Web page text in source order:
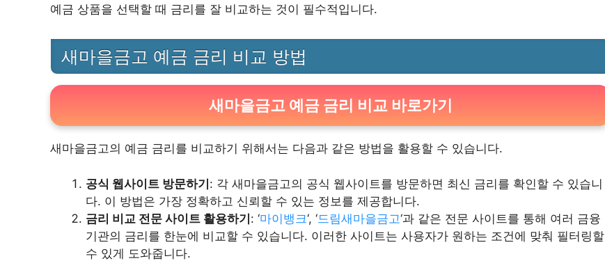
예금 상품을 선택할 때 금리를 잘 비교하는 것이 필수적입니다.
새마을금고 예금 금리 비교 방법
새마을금고 예금 금리 비교 바로가기
새마을금고의 예금 금리를 비교하기 위해서는 다음과 같은 방법을 활용할 수 있습니다.
공식 웹사이트 방문하기: 각 새마을금고의 공식 웹사이트를 방문하면 최신 금리를 확인할 수 있습니
다. 이 방법은 가장 정확하고 신뢰할 수 있는 정보를 제공합니다.
금리 비교 전문 사이트 활용하기: ‘마이뱅크‘, ‘드림새마을금고‘과 같은 전문 사이트를 통해 여러 금융
기관의 금리를 한눈에 비교할 수 있습니다. 이러한 사이트는 사용자가 원하는 조건에 맞춰 필터링할
수 있게 도와줍니다.